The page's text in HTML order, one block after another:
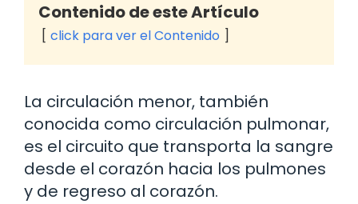
Contenido de este Artículo
click para ver el Contenido
La circulación menor, también
conocida como circulación pulmonar,
es el circuito que transporta la sangre
desde el corazón hacia los pulmones
y de regreso al corazón.